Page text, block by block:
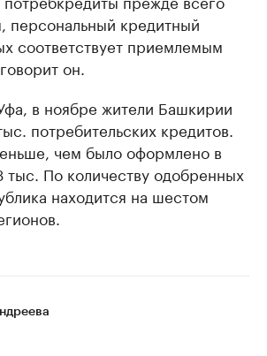
персональный кредитный
соответствует приемлемым
он.
в ноябре жители Башкирии
потребительских кредитов.
чем было оформлено в
тыс. По количеству одобренных
находится на шестом